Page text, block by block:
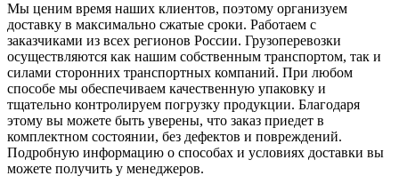
Мы ценим время наших клиентов, поэтому организуем
доставку в максимально сжатые сроки. Работаем с
заказчиками из всех регионов России. Грузоперевозки
осуществляются как нашим собственным транспортом, так и
силами сторонних транспортных компаний. При любом
способе мы обеспечиваем качественную упаковку и
тщательно контролируем погрузку продукции. Благодаря
этому вы можете быть уверены, что заказ приедет в
комплектном состоянии, без дефектов и повреждений.
Подробную информацию о способах и условиях доставки вы
можете получить у менеджеров.